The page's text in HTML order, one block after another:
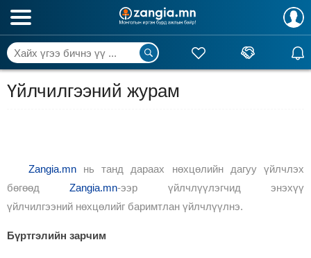
Үйлчилгээний журам
Zangia.mnнь танд дараах нөхцөлийн дагуу үйлчлэх
бөгөөдZangia.mn-ээр үйлчлүүлэгчид энэхүү
үйлчилгээний нөхцөлийг баримтлан үйлчлүүлнэ.
Бүртгэлийн зарчим